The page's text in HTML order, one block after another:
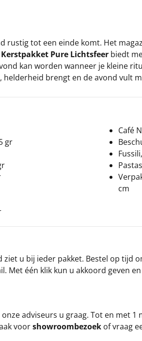
tot een einde komt. Het
Kerstpakket Pure Lichtsfeer biedt
kan worden wanneer je kleine
helderheid brengt en de avond vult
gr
Café
cm
u bij ieder pakket. Bestel op tijd
één klik kun u akkoord geven
adviseurs u graag. Tot en met
voorshowroombezoek of vraag